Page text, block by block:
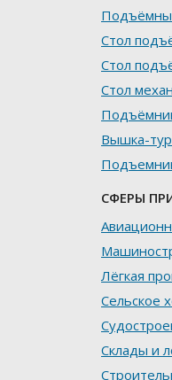
Стол
Стол
Стол
Вышка-
СФЕРЫ
Лёгкая
Сельское
Склады и